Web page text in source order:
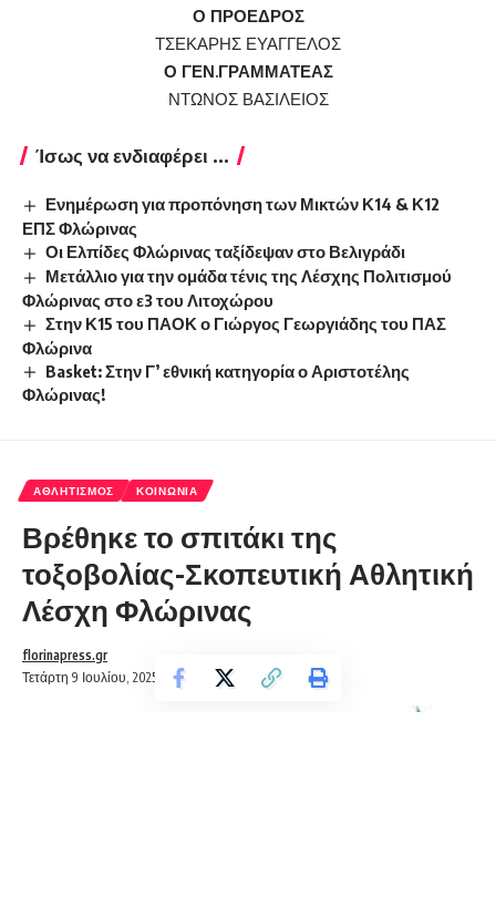
Ο ΠΡΟΕΔΡΟΣ
ΤΣΕΚΑΡΗΣ ΕΥΑΓΓΕΛΟΣ
Ο ΓΕΝ.ΓΡΑΜΜΑΤΕΑΣ
ΝΤΩΝΟΣ ΒΑΣΙΛΕΙΟΣ
Ίσως να ενδιαφέρει ...
Ενημέρωση για προπόνηση των Μικτών Κ14 & Κ12
ΕΠΣ Φλώρινας
Οι Ελπίδες Φλώρινας ταξίδεψαν στο Βελιγράδι
Μετάλλιο για την ομάδα τένις της Λέσχης Πολιτισμού
Φλώρινας στο ε3 του Λιτοχώρου
Στην Κ15 του ΠΑΟΚ ο Γιώργος Γεωργιάδης του ΠΑΣ
Φλώρινα
Basket: Στην Γ’ εθνική κατηγορία ο Αριστοτέλης
Φλώρινας!
ΑΘΛΗΤΙΣΜΌΣ ΚΟΙΝΩΝΊΑ
Βρέθηκε το σπιτάκι της
τοξοβολίας-Σκοπευτική Αθλητική
Λέσχη Φλώρινας
Τετάρτη 9 Ιουλίου, 2025 14:46
florinapress.gr